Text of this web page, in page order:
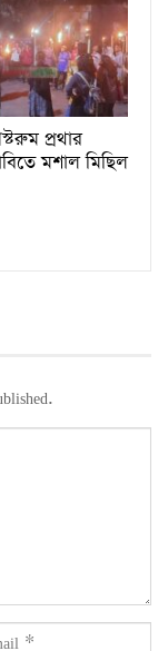
প্রথার
মশাল মিছিল